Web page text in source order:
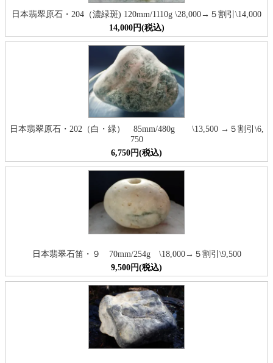
日本翡翠原石・204（濃緑斑) 120mm/1110g \28,000→５割引\14,000
14,000円(税込)
日本翡翠原石・202（白・緑） 85mm/480g \13,500 →５割引\6,
750
6,750円(税込)
日本翡翠石笛・９ 70mm/254g \18,000→５割引\9,500
9,500円(税込)